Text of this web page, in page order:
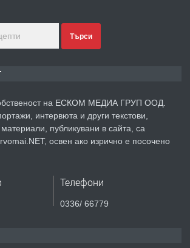
преди 1 година
Уроци по Математика
Търси
на ЕСКОМ МЕДИА ГРУП ООД.
интервюта и други текстови,
публикувани в сайта, са
освен ако изрично е посочено
Телефони
0336/ 66779